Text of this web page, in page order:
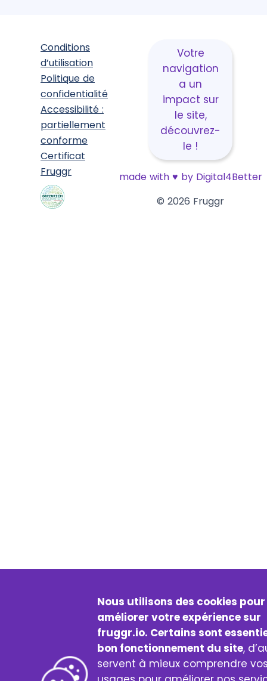
Conditions
d’utilisation
Politique de
confidentialité
Accessibilité :
partiellement
conforme
Certificat
Fruggr
Votre
navigation
a un
impact sur
le site,
découvrez-
le !
made with ♥ by Digital4Better
© 2026 Fruggr
Nous utilisons des cookies pour
améliorer votre expérience sur
fruggr.io. Certains sont
bon fonctionnement du site,
servent à mieux comprendre